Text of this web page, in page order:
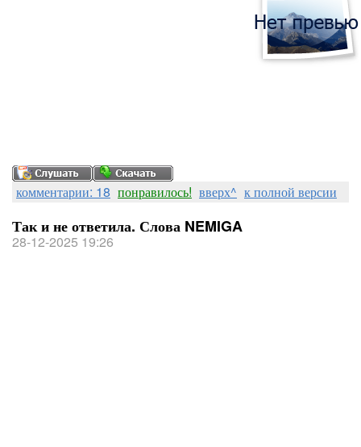
комментарии: 18 понравилось! вверх^ к полной версии
Так и не ответила. Слова NEMIGA
28-12-2025 19:26